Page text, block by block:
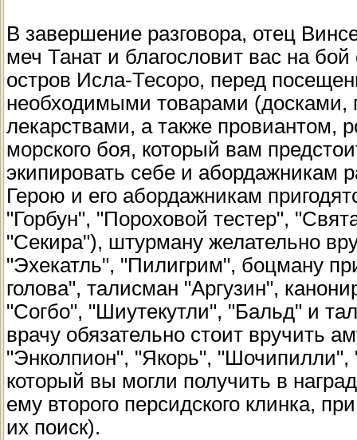
В завершение разговора, отец
меч Танат и благословит вас на
остров Исла-Тесоро, перед
необходимыми товарами (досками,
лекарствами, а также провиантом,
морского боя, который вам
экипировать себе и абордажникам
Герою и его абордажникам
"Горбун", "Пороховой тестер",
"Секира"), штурману желательно
"Эхекатль", "Пилигрим", боцману
голова", талисман "Аргузин",
"Согбо", "Шиутекутли", "Бальд" и
врачу обязательно стоит вручить
"Энколпион", "Якорь", "Шочипилли",
который вы могли получить в
ему второго персидского клинка,
их поиск).